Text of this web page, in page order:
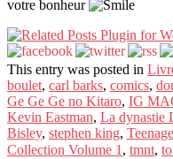
votre bonheur
This entry was posted in
boulet, carl barks, comics,
Ge Ge Ge no Kitaro, IG
Kevin Eastman, La dynastie
Bisley, stephen king,
Collection Volume 1, tmnt,